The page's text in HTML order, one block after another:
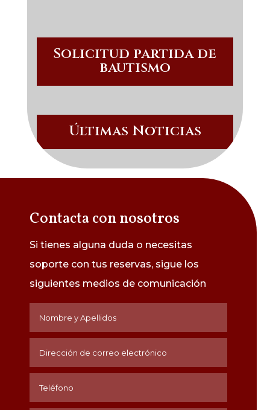
Solicitud partida de
bautismo
Últimas Noticias
Contacta con nosotros
Si tienes alguna duda o necesitas
soporte con tus reservas, sigue los
siguientes medios decomunicación